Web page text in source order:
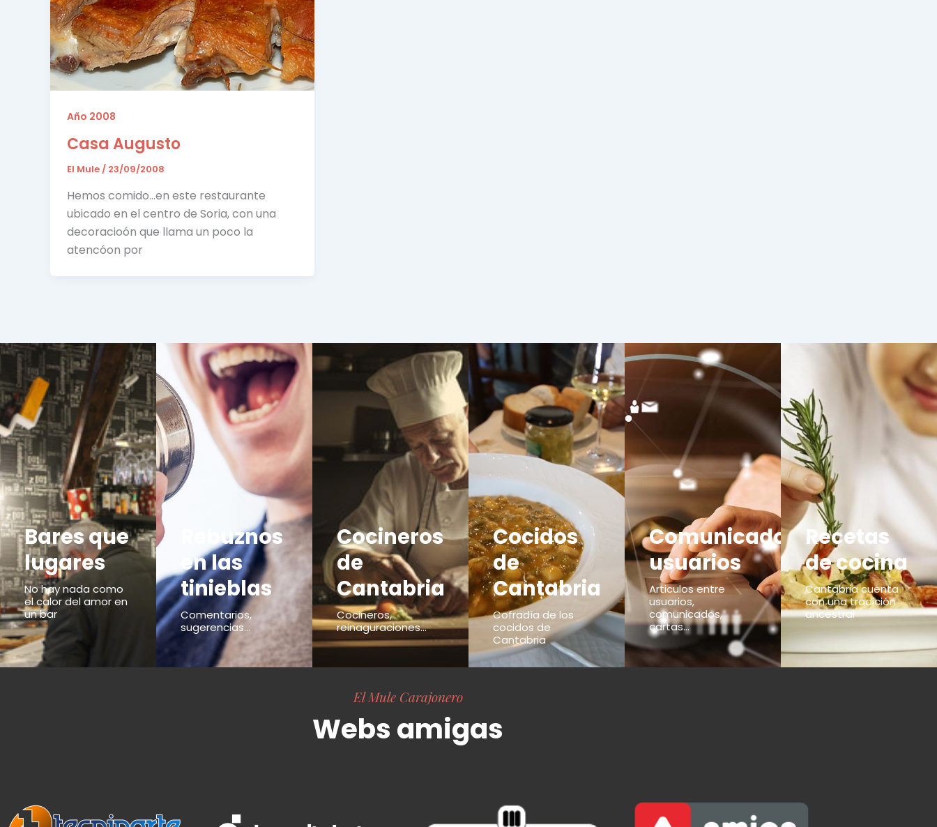
Año 2008
Casa Augusto
El Mule/ 23/09/2008
Hemos comido…en este restaurante
ubicado en el centro de Soria, con una
decoracioón que llama un poco la
atencóon por
Bares que
lugares
No hay nada como
el calor del amor en
un bar
Rebuznos
en las
tinieblas
Comentarios,
sugerencias...
Cocineros
de
Cantabria
Cocineros,
reinaguraciones...
Cocidos
de
Cantabria
Cofradía de los
cocidos de
Cantabria
Comunicados
usuarios
Articulos entre
usuarios,
comunicados,
cartas...
Recetas
de cocina
Cantabria cuenta
con una tradición
ancestral
El Mule Carajonero
Webs amigas